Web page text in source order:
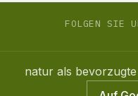
FOLGEN SIE
natur als